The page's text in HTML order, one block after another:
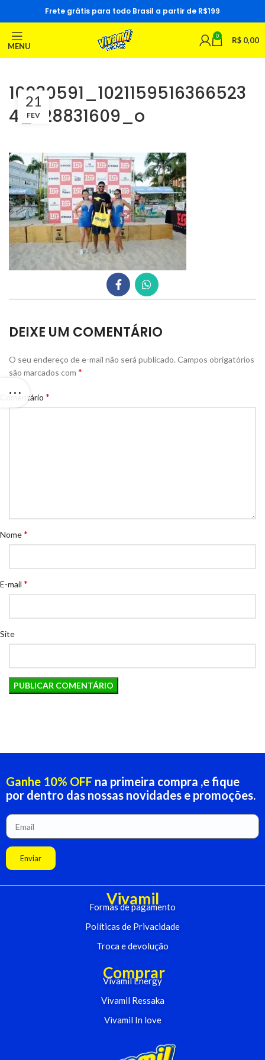
Frete grátis para todo Brasil a partir de R$199
MENU
0 R$ 0,00
16930591_1021159516366523
4_328831609_o
21
FEV
DEIXE UM COMENTÁRIO
O seu endereço de e-mail não será publicado. Campos obrigatórios
são marcados com *
Comentário *
Nome*
E-mail *
Site
Ganhe 10% OFF na primeira compra ,e fique
por dentro das nossas novidades e promoções.
Enviar
Vivamil
Formas de pagamento
Políticas de Privacidade
Troca e devolução
Comprar
Vivamil Energy
Vivamil Ressaka
Vivamil In love